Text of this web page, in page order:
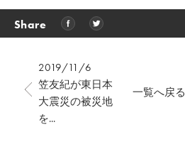
Share
2019/11/6
笠友紀が東日本
大震災の被災地
を...
一覧へ戻る